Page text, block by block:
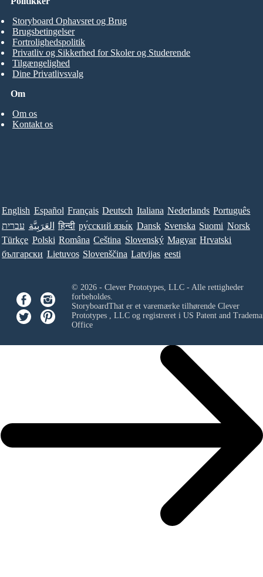
Om
Om os
Kontakt os
Storyboard Ophavsret og Brug
Brugsbetingelser
Fortrolighedspolitik
Privatliv og Sikkerhed for Skoler og Studerende
Tilgængelighed
Dine Privatlivsvalg
English Español Français Deutsch Italiana Nederlands Português
עברית العَرَبِيَّة हिन्दी ру́сский язы́к Dansk Svenska Suomi Norsk
Türkçe Polski Româna Ceština Slovenský Magyar Hrvatski
български Lietuvos Slovenščina Latvijas eesti
© 2026 - Clever Prototypes, LLC - Alle rettigheder
forbeholdes.
StoryboardThat er et varemærke tilhørende Clever
Prototypes , LLCog registreret i US Patent and
Office